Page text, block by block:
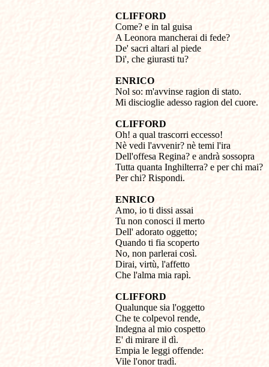
CLIFFORD
Come? e in tal guisa
A Leonora mancherai di fede?
De' sacri altari al piede
Di', che giurasti tu?
ENRICO
Nol so: m'avvinse ragion di stato.
Mi discioglie adesso ragion del cuore.
CLIFFORD
Oh! a qual trascorri eccesso!
Nè vedi l'avvenir? nè temi l'ira
Dell'offesa Regina? e andrà sossopra
Tutta quanta Inghilterra? e per chi mai?
Per chi? Rispondi.
ENRICO
Amo, io ti dissi assai
Tu non conosci il merto
Dell' adorato oggetto;
Quando ti fia scoperto
No, non parlerai così.
Dirai, virtù, l'affetto
Che l'alma mia rapì.
CLIFFORD
Qualunque sia l'oggetto
Che te colpevol rende,
Indegna al mio cospetto
E' di mirare il dì.
Empia le leggi offende:
Vile l'onor tradì.